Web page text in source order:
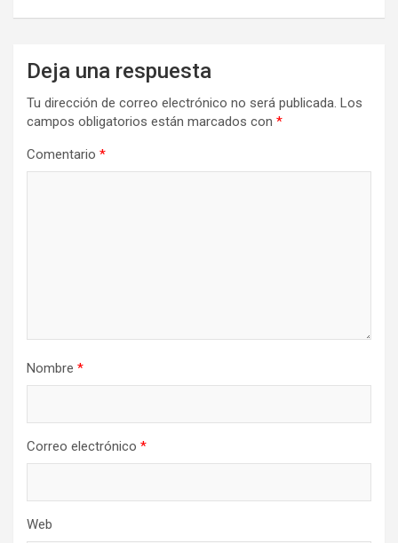
Deja una respuesta
Tu dirección de correo electrónico no será publicada. Los
campos obligatorios están marcados con *
Comentario *
Nombre *
Correo electrónico *
Web